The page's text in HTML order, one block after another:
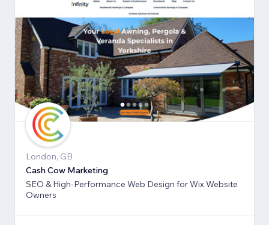
London, GB
Cash Cow Marketing
SEO & High-Performance Web Design for Wix Website
Owners